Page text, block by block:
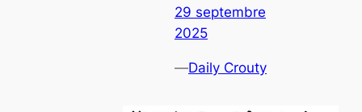
29 septembre
2025
—Daily Crouty